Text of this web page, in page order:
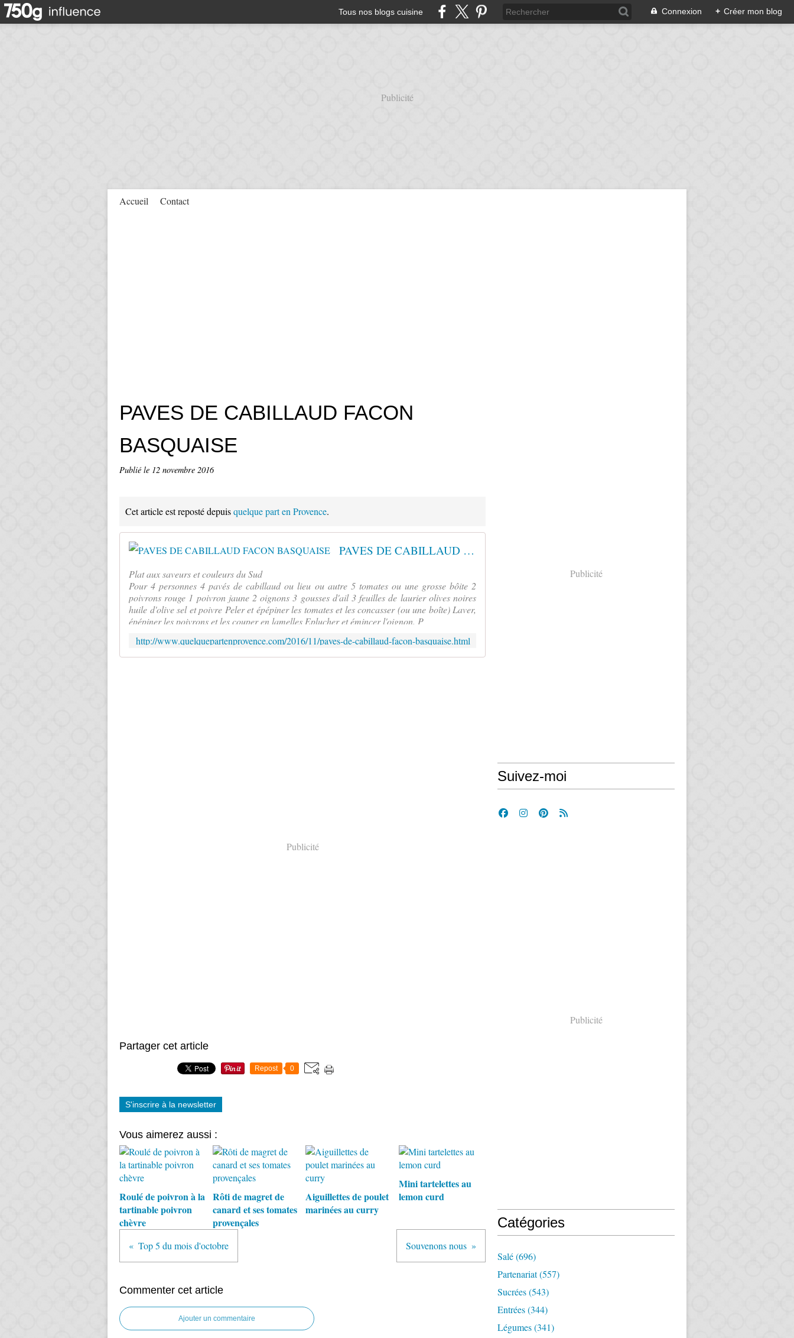
Tous nos blogs cuisine Connexion + Créer mon blog
Publicité
Accueil Contact
PAVES DE CABILLAUD FACON
BASQUAISE
Publié le 12 novembre 2016
Cet article est reposté depuisquelque part en Provence.
PAVES DE CABILLAUD FACON BASQUAISE
Plat aux saveurs et couleurs du Sud
Pour 4 personnes 4 pavés de cabillaud ou lieu ou autre 5 tomates ou une grosse bôite 2
poivrons rouge 1 poivron jaune 2 oignons 3 gousses d'ail 3 feuilles de laurier olives noires
huile d'olive sel et poivre Peler et épépiner les tomates et les concasser (ou une boîte) Laver,
épépiner les poivrons et les couper en lamelles Eplucher et émincer l'oignon. P
http://www.quelquepartenprovence.com/2016/11/paves-de-cabillaud-facon-basquaise.html
Publicité
Partager cet article
Repost 0
S'inscrire à la newsletter
Vous aimerez aussi :
Roulé de poivron à la
tartinable poivron
chèvre
Rôti de magret de
canard et ses tomates
provençales
Aiguillettes de poulet
marinées au curry
Mini tartelettes au
lemon curd
Top 5 du mois d'octobre Souvenons nous
Commenter cet article
Ajouter un commentaire
Publicité
Suivez-moi
Publicité
Catégories
Salé(696)
Partenariat(557)
Sucrées(543)
Entrées(344)
Légumes(341)